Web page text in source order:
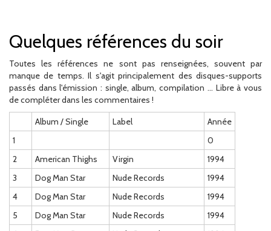
Quelques références du soir
Toutes les références ne sont pas renseignées, souvent par
manque de temps. Il s'agit principalement des disques-supports
passés dans l'émission : single, album, compilation ... Libre à vous
de compléter dans les commentaires !
Album / Single
Label
Année
1
0
2
American Thighs Virgin
1994
3
Dog Man Star Nude Records
1994
4
Dog Man Star Nude Records
1994
5
Dog Man Star Nude Records
1994